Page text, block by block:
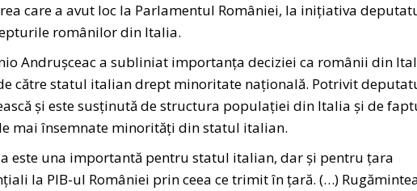
care a avut loc la Parlamentul României, la inițiativa
românilor din Italia.
Andrușceac a subliniat importanța deciziei ca românii din
către statul italian drept minoritate națională. Potrivit
și este susținută de structura populației din Italia și de
mai însemnate minorități din statul italian.
este una importantă pentru statul italian, dar și pentru țara
la PIB-ul României prin ceea ce trimit în țară. (…)